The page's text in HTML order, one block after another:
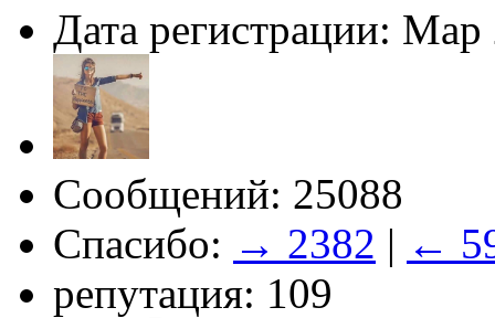
Дата регистрации: Мар
Сообщений: 25088
Спасибо: → 2382 | ←
репутация: 109